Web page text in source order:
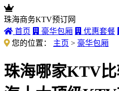
珠海商务KTV预订网
首页
豪华包厢 优惠套餐
您的位置：
主页 > 豪华包厢
珠海哪家KTV